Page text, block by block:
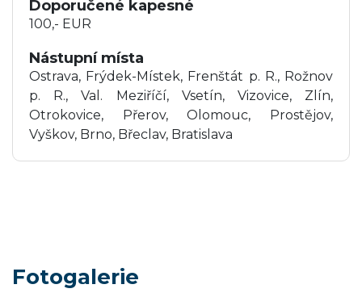
Doporučené kapesné
100,- EUR
Nástupní místa
Ostrava, Frýdek-Místek, Frenštát p. R., Rožnov
p. R., Val. Meziříčí, Vsetín, Vizovice, Zlín,
Otrokovice, Přerov, Olomouc, Prostějov,
Vyškov, Brno, Břeclav, Bratislava
Fotogalerie